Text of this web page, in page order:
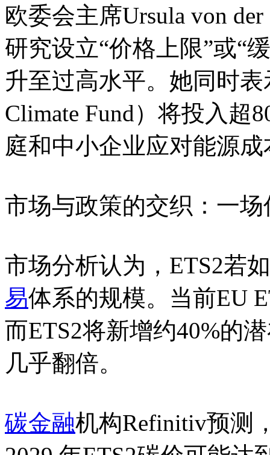
欧委会主席Ursula von
研究设立“价格上限”或“
升至过高水平。她同时
Climate Fund）将投入超
庭和中小企业应对能源
市场与政策的交织：一
市场分析认为，ETS2若
易体系的规模。当前EU
而ETS2将新增约40%的
几乎翻倍。
碳金融机构Refinitiv预测